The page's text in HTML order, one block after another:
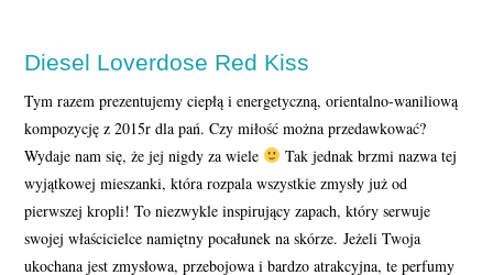
Diesel Loverdose Red Kiss
Tym razem prezentujemy ciepłą i energetyczną, orientalno-waniliową
kompozycję z 2015r dla pań. Czy miłość można przedawkować?
Wydaje nam się, że jej nigdy za wiele
Tak jednak brzmi nazwa tej
wyjątkowej mieszanki, która rozpala wszystkie zmysły już od
pierwszej kropli! To niezwykle inspirujący zapach, który serwuje
swojej właścicielce namiętny pocałunek na skórze. Jeżeli Twoja
ukochana jest zmysłowa, przebojowa i bardzo atrakcyjna, te perfumy